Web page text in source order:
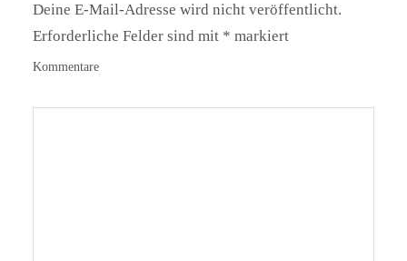
Deine E-Mail-Adresse wird nicht veröffentlicht.
Erforderliche Felder sind mit * markiert
Kommentare